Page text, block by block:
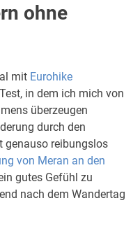
ohne
mit Eurohike
in dem ich mich von
überzeugen
durch den
genauso reibungslos
von Meran an den
gutes Gefühl zu
nach dem Wandertag